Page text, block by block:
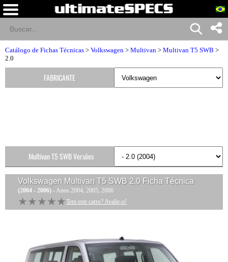
Catálogo de Fichas Técnicas > Volkswagen > Multivan > Multivan T5 SWB >
2.0
Volkswagen Multivan T5 SWB 2.0Ficha Técnica
(2004 - 2006) - Anos 2004, 2005, 2006
★★★★★
★★★★★ Tem este carro? Avalie-o!
FABRICANTE
Multivan T5 SWB Versões